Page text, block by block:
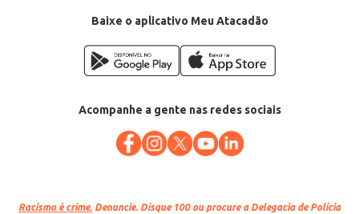
Baixe o aplicativo Meu Atacadão
Acompanhe a gente nas redes sociais
Racismo é crime. Denuncie. Disque 100 ou procure a Delegacia de Polícia